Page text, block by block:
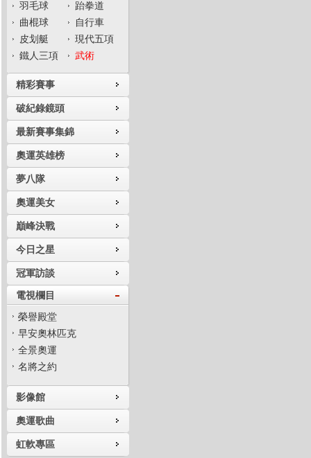
羽毛球
跆拳道
曲棍球
自行車
皮划艇
現代五項
鐵人三項
武術
精彩賽事
破紀錄鏡頭
最新賽事集錦
奧運英雄榜
夢八隊
奧運美女
巔峰決戰
今日之星
冠軍訪談
電視欄目
榮譽殿堂
早安奧林匹克
全景奧運
名將之約
影像館
奧運歌曲
虹軟專區